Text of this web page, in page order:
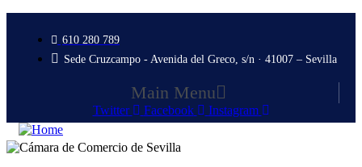
610 280 789
Sede Cruzcampo - Avenida del Greco, s/n · 41007 – Sevilla
Main Menu
Twitter Facebook Instagram